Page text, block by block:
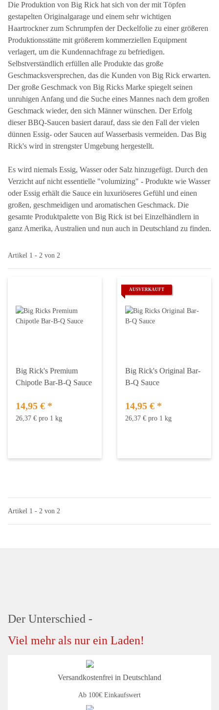
Die Produktion von Big Rick hat sich von der mit Töpfen
gestapelten Originalgarage und einem sehr wichtigen
Haartrockner zum Schrumpfen der Deckelfolie zu einer größeren
Produktionsstätte mit größerem kommerziellen Equipment
verlagert, um die Kundennachfrage zu befriedigen.
Selbstverständlich erfüllen alle Produkte das große
Geschmacksversprechen, das die Kunden von Big Rick erwarten.
Der große Geschmack von Big Ricks Marke spiegelt seinen
unruhigen Anfang und die Suche eines Mannes nach dem großen
Geschmack wieder, den sich Männer wünschen. Der Erfolg
dieser BBQ-Saucen basiert darauf, dass sie den Fall der vielen
dünnen Essig- oder Saucen auf Wasserbasis vermeiden. Das Big
Rick's wird in strengster Umgebung hergestellt.
Es wird niemals Essig, Wasser oder Salz hinzugefügt. Durch den
Verzicht auf nicht essentielle "volumizing" - Produkte wie Wasser
oder Essig erhält die Sauce ein luxuriöseres Gefühl und einen
großen, geschmeidigen und aromatischen Geschmack. Die
gesamte Produktpalette von Big Rick ist bei Einzelhändlern in
ganz Amerika, Australien und nun auch in Deutschland zu finden.
Artikel 1 - 2 von 2
Big Rick's Premium
Chipotle Bar-B-Q Sauce
14,95 € *
26,37 € pro 1 kg
AUSVERKAUFT
Big Rick's Original Bar-
B-Q Sauce
14,95 € *
26,37 € pro 1 kg
Artikel 1 - 2 von 2
Der Unterschied -
Viel mehr als nur ein Laden!
Versandkostenfrei in Deutschland
Ab 100€ Einkaufswert